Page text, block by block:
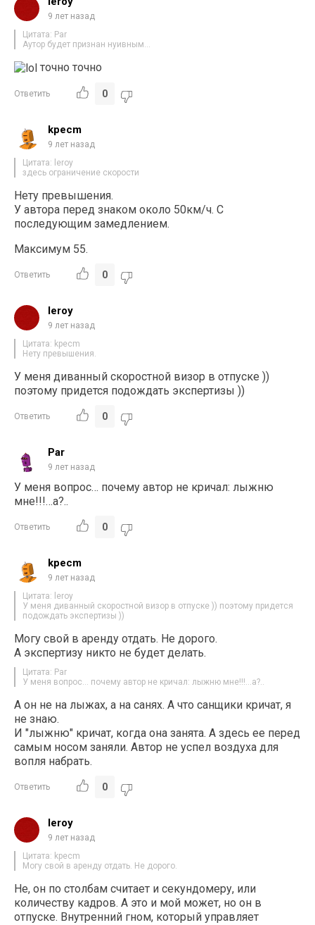
9 лет назад
Цитата: Par
Аутор будет признан нуивным…
точно точно
Ответить 0
kpecm
9 лет назад
Цитата: leroy
здесь ограничение скорости
Нету превышения.
У автора перед знаком около 50км/ч. С
последующим замедлением.
Максимум 55.
Ответить 0
leroy
9 лет назад
Цитата: kpecm
Нету превышения.
У меня диванный скоростной визор в отпуске ))
поэтому придется подождать экспертизы ))
Ответить 0
Par
9 лет назад
У меня вопрос… почему автор не кричал: лыжню
мне!!!…а?..
Ответить 0
kpecm
9 лет назад
Цитата: leroy
У меня диванный скоростной визор в отпуске )) поэтому придется
подождать экспертизы ))
Могу свой в аренду отдать. Не дорого.
А экспертизу никто не будет делать.
Цитата: Par
У меня вопрос… почему автор не кричал: лыжню мне!!!…а?..
А он не на лыжах, а на санях. А что санщики кричат, я
не знаю.
И "лыжню" кричат, когда она занята. А здесь ее перед
самым носом заняли. Автор не успел воздуха для
вопля набрать.
Ответить 0
leroy
9 лет назад
Цитата: kpecm
Могу свой в аренду отдать. Не дорого.
Не, он по столбам считает и секундомеру, или
количеству кадров. А это и мой может, но он в
отпуске. Внутренний гном, который управляет